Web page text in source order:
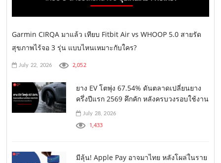
Garmin CIRQA มาแล้ว เทียบ Fitbit Air vs WHOOP 5.0 สายรัด
สุขภาพไร้จอ 3 รุ่น แบบไหนเหมาะกับใคร?
July 22, 2026 2,052
ยาง EV โตพุ่ง 67.54% ดันตลาดเปลี่ยนยาง
ครึ่งปีแรก 2569 คึกคัก หลังครบวงรอบใช้งาน
July 28, 2026
1,433
มีลุ้น! Apple Pay อาจมาไทย หลังโผล่ในราย